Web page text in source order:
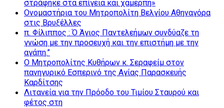
στράφηκε στα επίγεια και χαμερπή»
Ονομαστήρια του Μητροπολίτη Βελγίου Αθηναγόρα
στις Βρυξέλλες
π. Φίλιππος : Ό Άγιος Παντελεήμων συνδύαζε τη
γνώση με την προσευχή και την επιστήμη με την
αγάπη.”
Ο Μητροπολίτης Κυθήρων κ. Σεραφείμ στον
πανηγυρικό Εσπερινό της Αγίας Παρασκευής
Καρδίτσης
Λιτανεία για την Πρόοδο του Τιμίου Σταυρού και
φέτος στη